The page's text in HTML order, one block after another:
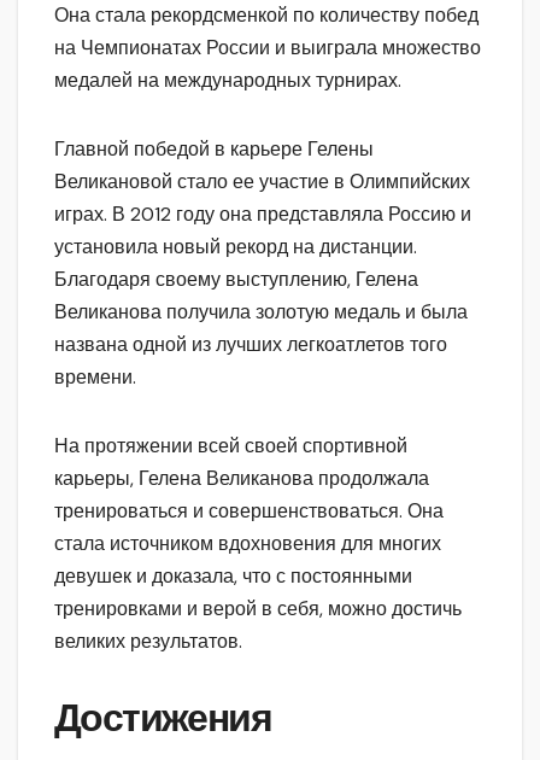
Она стала рекордсменкой по количеству побед
на Чемпионатах России и выиграла множество
медалей на международных турнирах.
Главной победой в карьере Гелены
Великановой стало ее участие в Олимпийских
играх. В 2012 году она представляла Россию и
установила новый рекорд на дистанции.
Благодаря своему выступлению, Гелена
Великанова получила золотую медаль и была
названа одной из лучших легкоатлетов того
времени.
На протяжении всей своей спортивной
карьеры, Гелена Великанова продолжала
тренироваться и совершенствоваться. Она
стала источником вдохновения для многих
девушек и доказала, что с постоянными
тренировками и верой в себя, можно достичь
великих результатов.
Достижения